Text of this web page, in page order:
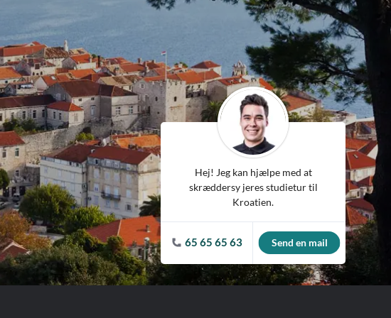
Washington
Wien
Zagreb
Ungarn
USA
Hej! Jeg kan hjælpe med at
skræddersy jeres studietur til
Kroatien.
65 65 65 63 Send en mail